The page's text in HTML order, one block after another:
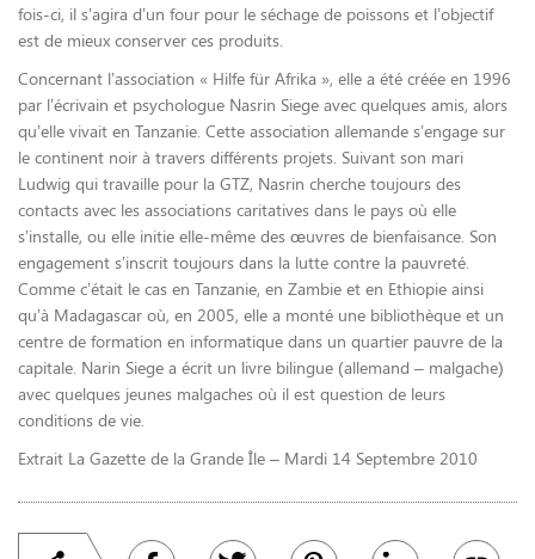
fois-ci, il s’agira d’un four pour le séchage de poissons et l’objectif
est de mieux conserver ces produits.
Concernant l’association « Hilfe für Afrika », elle a été créée en 1996
par l’écrivain et psychologue Nasrin Siege avec quelques amis, alors
qu’elle vivait en Tanzanie. Cette association allemande s’engage sur
le continent noir à travers différents projets. Suivant son mari
Ludwig qui travaille pour la GTZ, Nasrin cherche toujours des
contacts avec les associations caritatives dans le pays où elle
s’installe, ou elle initie elle-même des œuvres de bienfaisance. Son
engagement s’inscrit toujours dans la lutte contre la pauvreté.
Comme c’était le cas en Tanzanie, en Zambie et en Ethiopie ainsi
qu’à Madagascar où, en 2005, elle a monté une bibliothèque et un
centre de formation en informatique dans un quartier pauvre de la
capitale. Narin Siege a écrit un livre bilingue (allemand – malgache)
avec quelques jeunes malgaches où il est question de leurs
conditions de vie.
Extrait La Gazette de la Grande Île – Mardi 14 Septembre 2010